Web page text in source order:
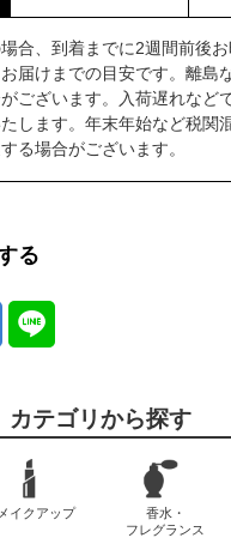
合、到着までに2週間前後お
届けまでの目安です。離島
ございます。入荷遅れなど
します。年末年始など税関
る場合がございます。
る
カテゴリから探す
イクアップ
香水・
フレグランス